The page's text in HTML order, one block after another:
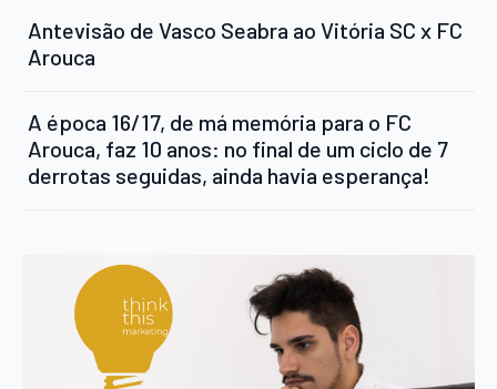
Antevisão de Vasco Seabra ao Vitória SC x FC
Arouca
A época 16/17, de má memória para o FC
Arouca, faz 10 anos: no final de um ciclo de 7
derrotas seguidas, ainda havia esperança!